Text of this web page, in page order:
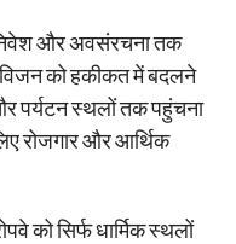
और अवसंरचना तक
विजन को हकीकत में बदलने
पर्यटन स्थलों तक पहुंचना
रोजगार और आर्थिक
को सिर्फ धार्मिक स्थलों